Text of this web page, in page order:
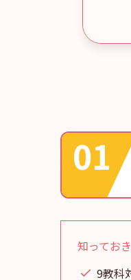
知ってお
9教科